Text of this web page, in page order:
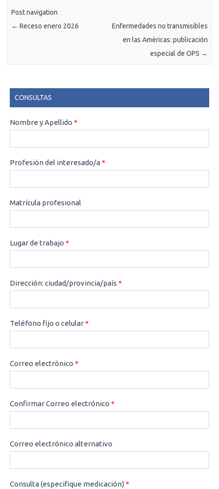
Post navigation
← Receso enero 2026
Enfermedades no transmisibles
en las Américas: publicación
especial de OPS →
CONSULTAS
CONSULTAS
Nombre y Apellido *
Profesión del interesado/a*
Matrícula profesional
Lugar de trabajo *
Dirección: ciudad/provincia/país *
Teléfono fijo o celular*
Correo electrónico *
Confirmar Correo electrónico *
Correo electrónico alternativo
Consulta (especifique medicación)*